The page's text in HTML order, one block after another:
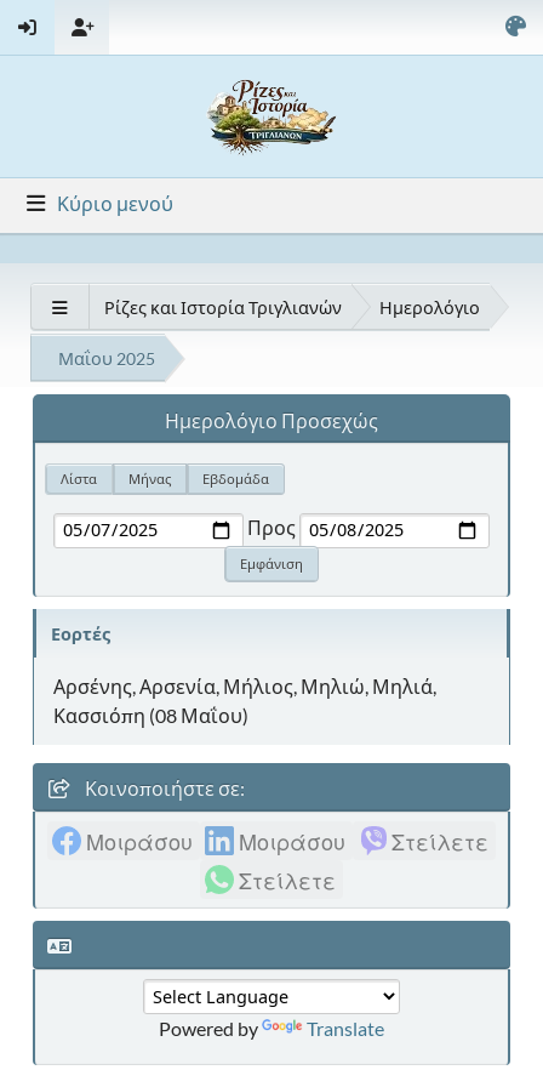
Κύριο μενού
Ρίζες και Ιστορία Τριγλιανών Ημερολόγιο
Μαΐου 2025
Ημερολόγιο Προσεχώς
Λίστα Μήνας Εβδομάδα
Προς
Εορτές
Αρσένης, Αρσενία, Μήλιος, Μηλιώ, Μηλιά,
Κασσιόπη (08 Μαΐου)
Κοινοποιήστε σε:
Μοιράσου Μοιράσου
Στείλετε
Στείλετε
Powered by Translate